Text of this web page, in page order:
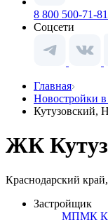
8 800 500-71-81
Соцсети
Главная
Новостройки
Кутузовский,
ЖК
Краснодарский
Застройщик
МПМК